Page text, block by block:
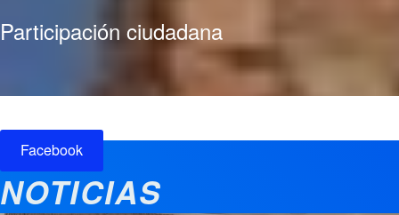
Participación ciudadana
Facebook
NOTICIAS